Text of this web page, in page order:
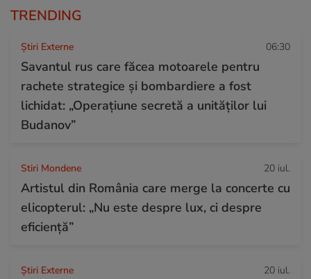
TRENDING
Știri Externe 06:30
Savantul rus care făcea motoarele pentru
rachete strategice și bombardiere a fost
lichidat: „Operațiune secretă a unităților lui
Budanov”
Stiri Mondene 20 iul.
Artistul din România care merge la concerte cu
elicopterul: „Nu este despre lux, ci despre
eficiență”
Știri Externe 20 iul.